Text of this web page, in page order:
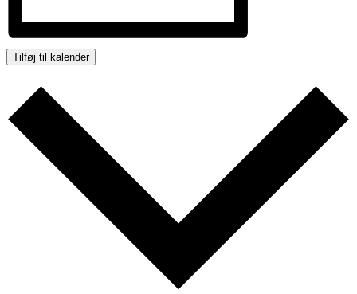
Tilføj til kalender